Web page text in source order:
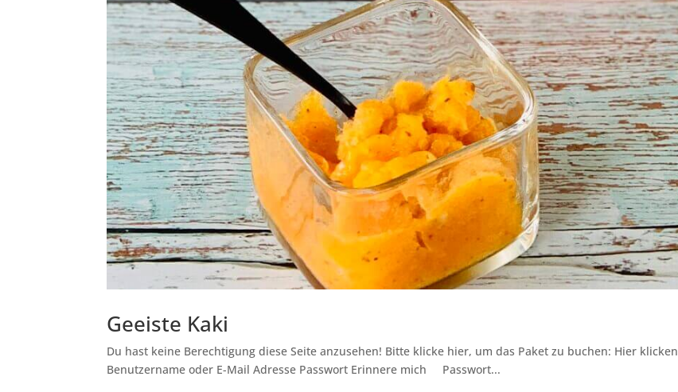
Geeiste Kaki
Du hast keine Berechtigung diese Seite anzusehen! Bitte klicke hier, um das Paket zu buchen: Hier klicken
Benutzername oder E-Mail Adresse Passwort Erinnere mich Passwort...